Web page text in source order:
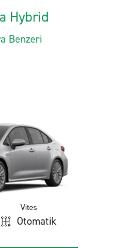
Hybrid
Benzeri
Vites
Otomatik